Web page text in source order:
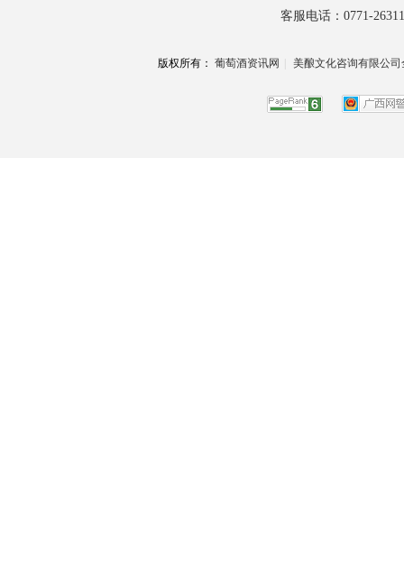
客服电话：0771-
版权所有： 葡萄酒资讯网 美酿文化咨询有限公司